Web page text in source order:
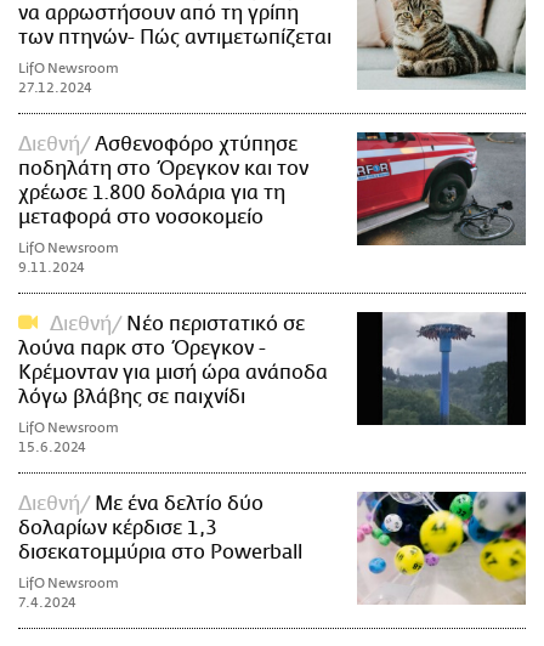
να αρρωστήσουν από τη γρίπη
των πτηνών- Πώς αντιμετωπίζεται
LifO Newsroom
27.12.2024
Διεθνή
Ασθενοφόρο χτύπησε
ποδηλάτη στο Όρεγκον και τον
χρέωσε 1.800 δολάρια για τη
μεταφορά στο νοσοκομείο
LifO Newsroom
9.11.2024
Διεθνή
Νέο περιστατικό σε
λούνα παρκ στο Όρεγκον -
Κρέμονταν για μισή ώρα ανάποδα
λόγω βλάβης σε παιχνίδι
LifO Newsroom
15.6.2024
Διεθνή
Με ένα δελτίο δύο
δολαρίων κέρδισε 1,3
δισεκατομμύρια στο Powerball
LifO Newsroom
7.4.2024